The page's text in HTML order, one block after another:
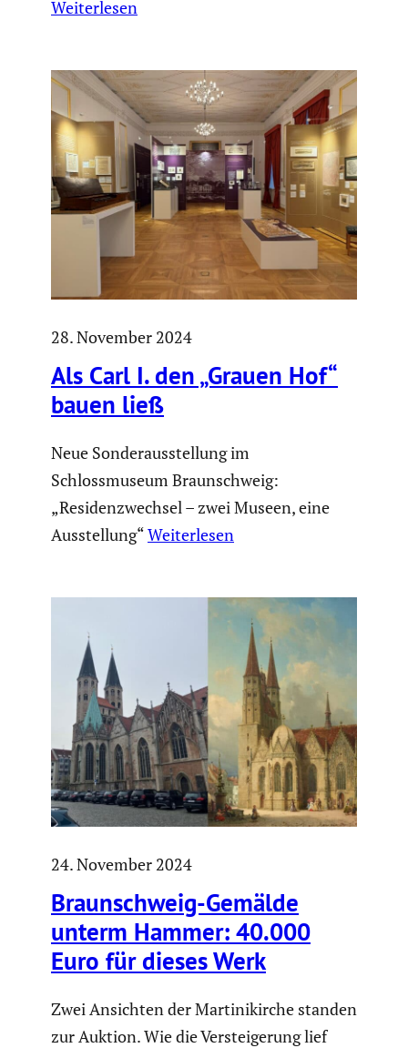
Weiterlesen
28. November 2024
Als Carl I. den „Grauen Hof“
bauen ließ
Neue Sonderausstellung im
Schlossmuseum Braunschweig:
„Residenzwechsel – zwei Museen, eine
Ausstellung“Weiterlesen
24. November 2024
Braun­schweig-Gemälde
unterm Hammer: 40.000
Euro für dieses Werk
Zwei Ansichten der Martinikirche standen
zur Auktion. Wie die Versteigerung lief